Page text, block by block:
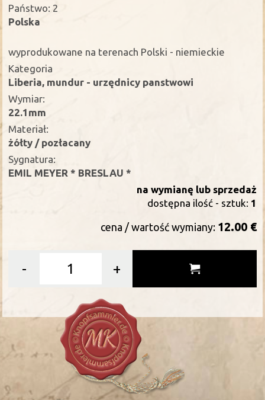
Państwo: 2
Polska
wyprodukowane na terenach Polski - niemieckie
Kategoria
Liberia, mundur - urzędnicy panstwowi
Wymiar:
22.1mm
Materiał:
żółty / pozłacany
Sygnatura:
EMIL MEYER * BRESLAU *
na wymianę lub sprzedaż
dostępna ilość - sztuk: 1
cena / wartość wymiany: 12.00 €
- +